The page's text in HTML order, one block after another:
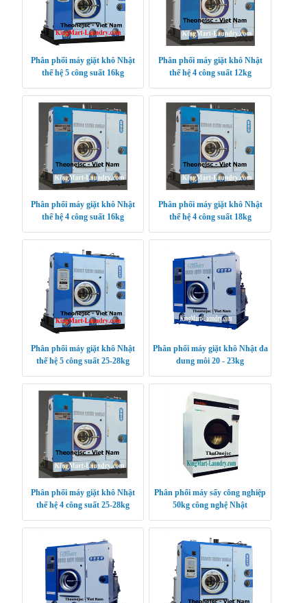
Phân phối máy giặt khô Nhật
thế hệ 5 công suất 16kg
Phân phối máy giặt khô Nhật
thế hệ 4 công suất 12kg
Phân phối máy giặt khô Nhật
thế hệ 4 công suất 16kg
Phân phối máy giặt khô Nhật
thế hệ 4 công suất 18kg
Phân phối máy giặt khô Nhật
thế hệ 5 công suất 25-28kg
Phân phối máy giặt khô Nhật đa
dung môi 20 - 23kg
Phân phối máy giặt khô Nhật
thế hệ 4 công suất 25-28kg
Phân phối máy sấy công nghiệp
50kg công nghệ Nhật